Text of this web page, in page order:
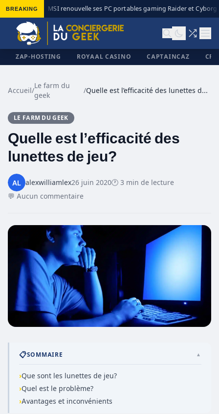
BREAKING MSI renouvelle ses PC portables gaming Raider et Cyborg
ZAP-HOSTING ROYAAL CASINO CAPTAINCAZ
Accueil/
Le farm du
geek
/ Quelle est l’efficacité des lunettes de jeu?
LE FARM DU GEEK
Quelle est l’efficacité des
lunettes de jeu?
alexwilliamlex26 juin 2020🕐 3 min de lecture
💬 Aucun commentaire
📋SOMMAIRE ▲
›Que sont les lunettes de jeu?
›Quel est le problème?
›Avantages et inconvénients